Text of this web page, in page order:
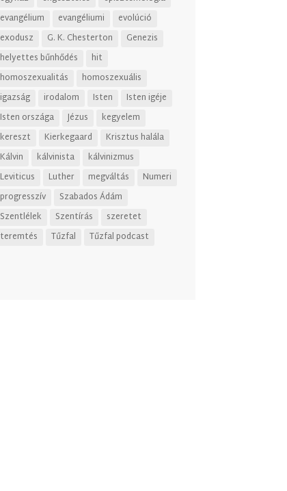
evangélium
evangéliumi
evolúció
exodusz
G. K. Chesterton
Genezis
helyettes bűnhődés
hit
homoszexualitás
homoszexuális
igazság
irodalom Isten
Isten igéje
Isten országa
Jézus
kegyelem
kereszt
Kierkegaard
Krisztus halála
Kálvin
kálvinista
kálvinizmus
Leviticus
Luther megváltás
Numeri
progresszív
Szabados Ádám
Szentlélek
Szentírás
szeretet
teremtés
Tűzfal Tűzfal podcast